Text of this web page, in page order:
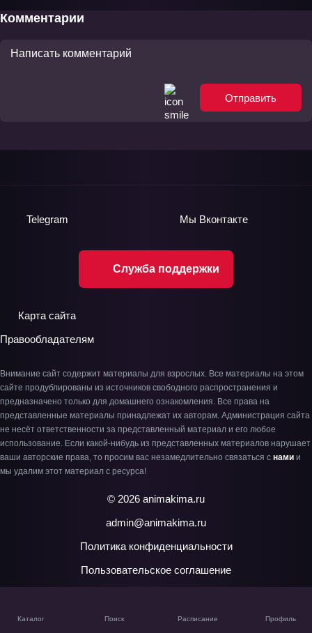
Каталог Поиск Расписание Профиль
Комментарии
Отправить
Служба поддержки
Telegram Мы Вконтакте
Карта сайта
Правообладателям
Внимание сайт содержит материалы для взрослых. Все материалы на этом
сайте продублированы из источников свободного распространения и
предназначено только для домашнего ознакомления. Все права на
представленные материалы принадлежат их авторам. Администрация сайта
не несёт ответственности за представленный материал и его любое
использование. Если какой-нибудь из представленных материалов нарушает
ваши авторские права, то просим вас незамедлительно связаться с нами и
мы удалим этот материал с ресурса!
© 2026 animakima.ru
admin@animakima.ru
Политика конфиденциальности
Пользовательское соглашение